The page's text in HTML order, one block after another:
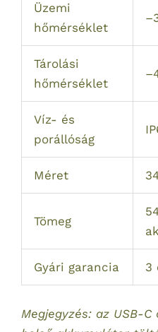
Üzemi
hőmérséklet
Tárolási
hőmérséklet
Víz- és
porállóság
Méret
Tömeg
Gyári garancia 3
Megjegyzés: az USB-